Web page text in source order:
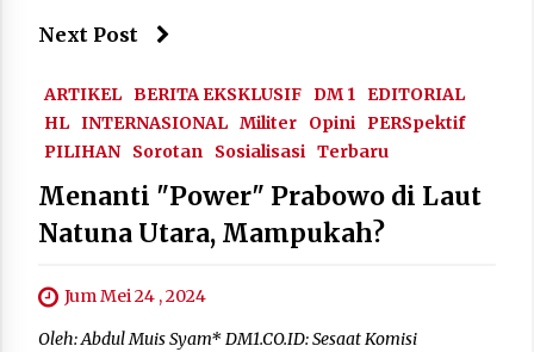
Next Post
ARTIKEL BERITA EKSKLUSIF DM 1 EDITORIAL
HL INTERNASIONAL Militer Opini PERSpektif
PILIHAN
Sorotan Sosialisasi Terbaru
Menanti "Power" Prabowo di Laut
Natuna Utara, Mampukah?
Jum Mei 24 , 2024
Oleh: Abdul Muis Syam* DM1.CO.ID: Sesaat Komisi